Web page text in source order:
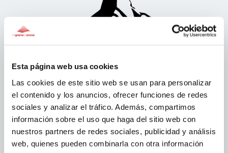
Esta página web usa cookies
Las cookies de este sitio web se usan para personalizar
el contenido y los anuncios, ofrecer funciones de redes
sociales y analizar el tráfico. Además, compartimos
información sobre el uso que haga del sitio web con
nuestros partners de redes sociales, publicidad y análisis
web, quienes pueden combinarla con otra información